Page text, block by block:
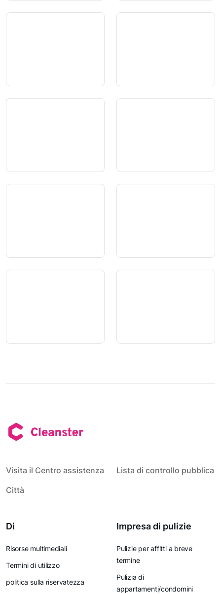
Visita il Centro assistenza
Lista di controllo pubblica
Città
Di
Risorse multimediali
Termini di utilizzo
politica sulla riservatezza
Impresa di pulizie
Pulizie per affitti a breve
termine
Pulizia di
appartamenti/condomini